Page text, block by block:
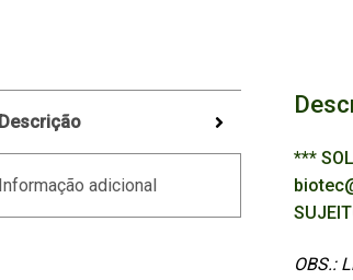
Descrição
Informação adicional
***
OBS.: